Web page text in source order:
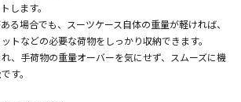
します。
る場合でも、スーツケース自体の重量が軽ければ、
トなどの必要な荷物をしっかり収納できます。
、手荷物の重量オーバーを気にせず、スムーズに機
す。